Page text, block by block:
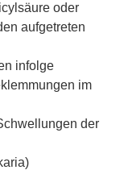
oder
aufgetreten
infolge
im
der